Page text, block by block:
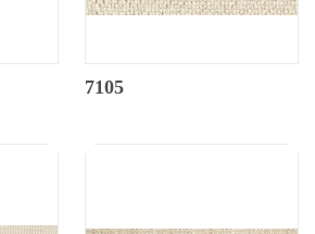
7105